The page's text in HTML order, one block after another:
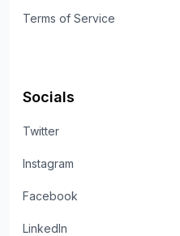
Terms of Service
Socials
Twitter
Instagram
Facebook
LinkedIn